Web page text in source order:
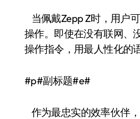
当佩戴Zepp Z时，用户
操作。即使在没有联网、
操作指令，用最人性化的
#p#副标题#e#
作为最忠实的效率伙伴